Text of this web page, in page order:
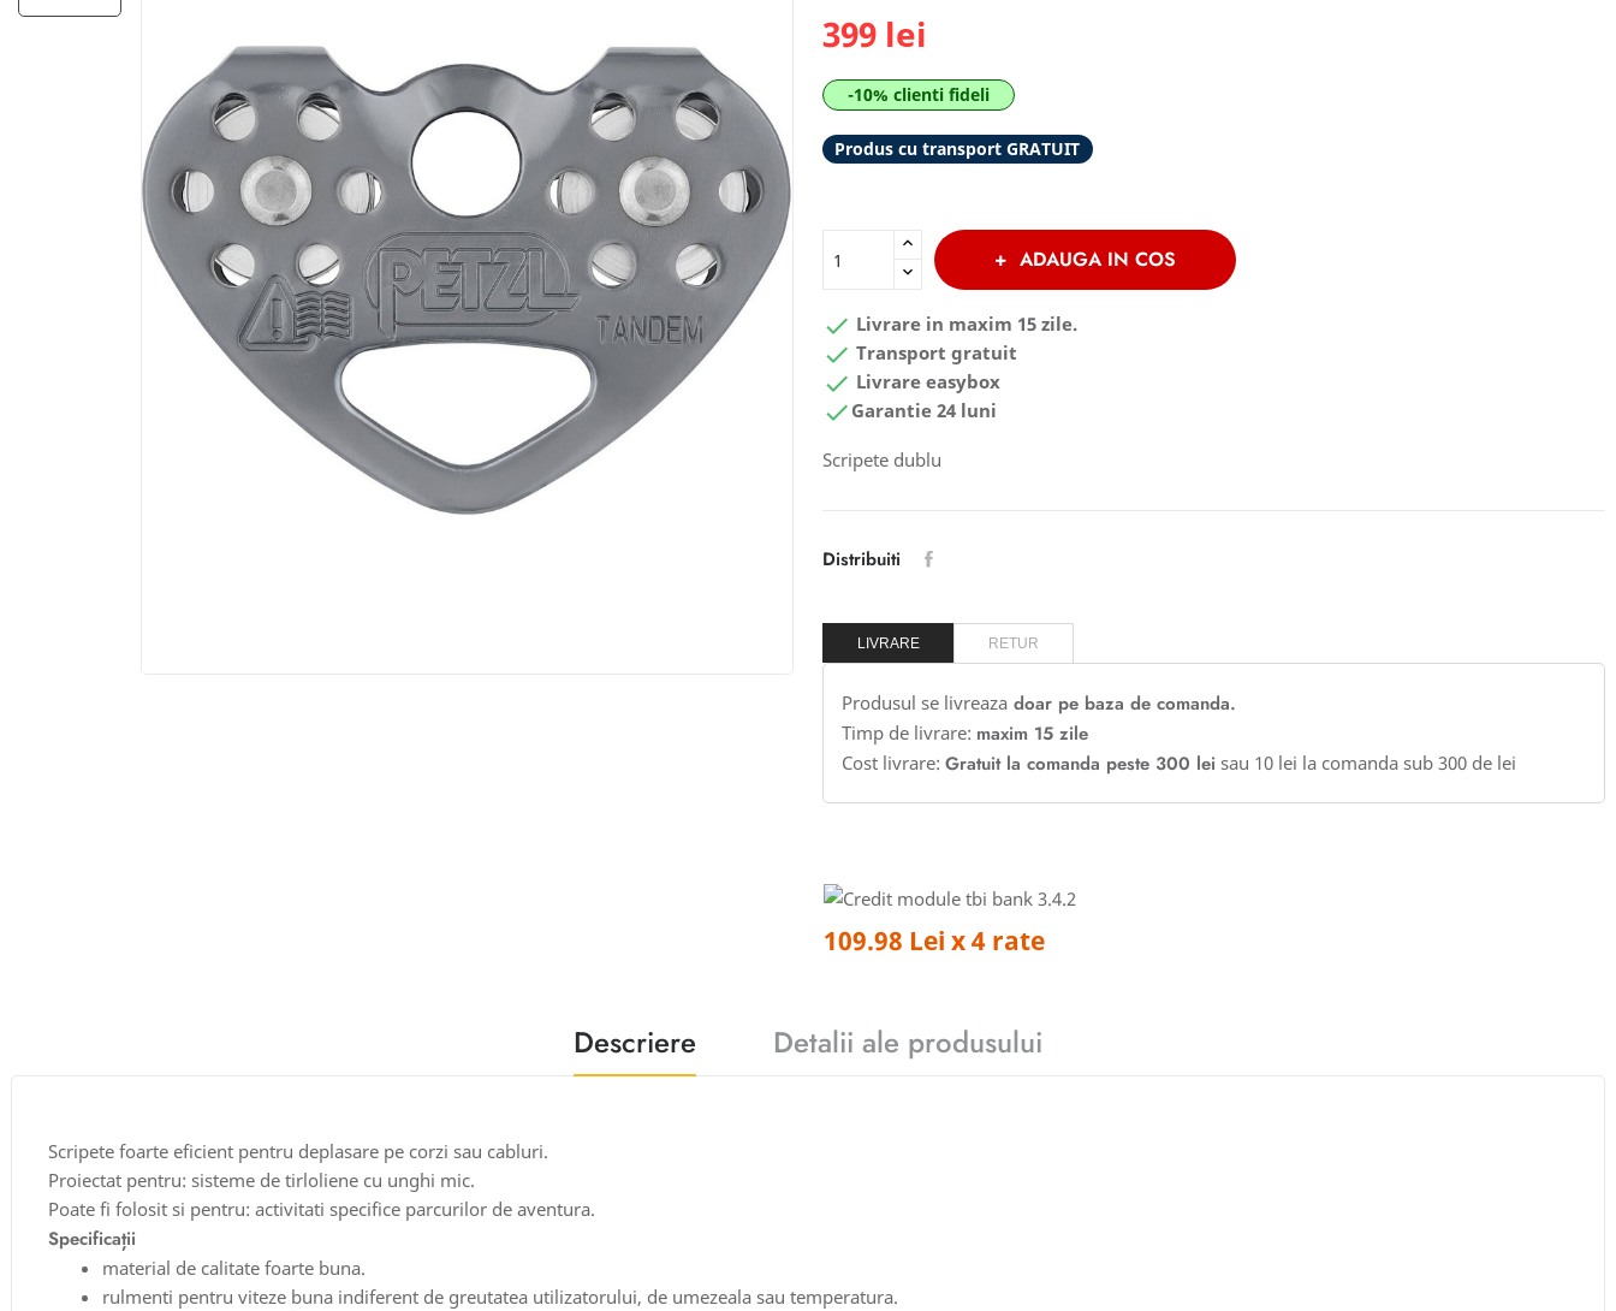
399 lei
-10% clienti fideli
Produs cu transport GRATUIT
ADAUGA IN COS
 Livrare in maxim 15 zile.
 Transport gratuit
 Livrare easybox
 Garantie 24 luni
Scripete dublu
Distribuiti
LIVRARE RETUR
Produsul se livreaza doar pe baza de comanda.
Timp de livrare: maxim 15 zile
Cost livrare: Gratuit la comanda peste 300 lei sau 10 lei la comanda sub 300 de lei
109.98 Lei x 4 rate
Descriere Detalii ale produsului
Scripete foarte eficient pentru deplasare pe corzi sau cabluri.
Proiectat pentru: sisteme de tirloliene cu unghi mic.
Poate fi folosit si pentru: activitati specifice parcurilor de aventura.
Specificații
material de calitate foarte buna.
rulmenti pentru viteze buna indiferent de greutatea utilizatorului, de umezeala sau temperatura.